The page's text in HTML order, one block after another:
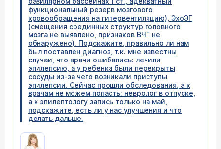
функциональный резерв мозгового
кровообращения на гипервентиляцию), ЭхоЭГ
(смещения срединных структур головного
мозга не выявлено, признаков ВЧГ не
обнаружено). Подскажите, правильно ли нам
был поставлен диагноз, т.к. мне известны
случаи, что врачи ошибались: лечили
эпилепсию, а у ребенка были перекрыты
сосуды из-за чего возникали приступы
эпилепсии. Сейчас прошли обследования, а к
врачам не можем попасть: невролог в отпуске,
а к эпилептологу запись только на май,
подскажите, есть ли у нас улучшения и что
делать дальше.